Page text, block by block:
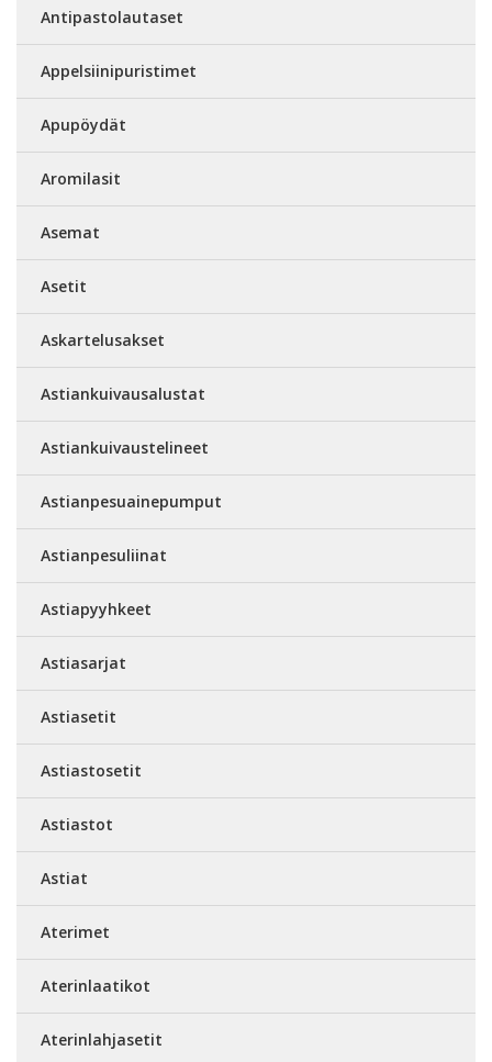
Antipastolautaset
Appelsiinipuristimet
Apupöydät
Aromilasit
Asemat
Asetit
Askartelusakset
Astiankuivausalustat
Astiankuivaustelineet
Astianpesuainepumput
Astianpesuliinat
Astiapyyhkeet
Astiasarjat
Astiasetit
Astiastosetit
Astiastot
Astiat
Aterimet
Aterinlaatikot
Aterinlahjasetit